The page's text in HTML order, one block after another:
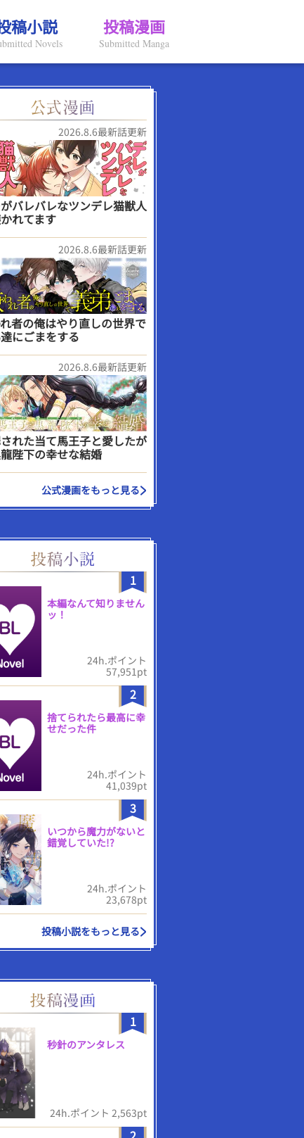
稿小説
Novels
投稿漫画
Submitted Manga
2026.8.6最新話更新
バレバレなツンデレ猫獣人
れてます
2026.8.6最新話更新
者の俺はやり直しの世界で
にごまをする
2026.8.6最新話更新
れた当て馬王子と愛したが
陛下の幸せな結婚
公式漫画をもっと見る
1
本編なんて知りません
ッ！
24h.ポイント
57,951pt
2
捨てられたら最高に幸
せだった件
24h.ポイント
41,039pt
3
いつから魔力がないと
錯覚していた!?
24h.ポイント
23,678pt
投稿小説をもっと見る
1
秒針のアンタレス
24h.ポイント 2,563pt